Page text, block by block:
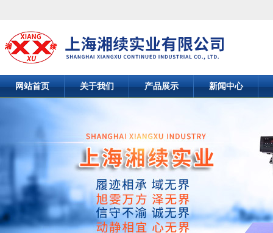
网站首页 关于我们 产品展示 新闻中心